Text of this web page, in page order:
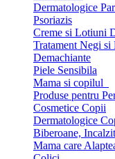
Dermatologice
Psoriazis
Creme si Lotiuni
Tratament Negi si
Demachiante
Piele Sensibila
Mama si copilul
Produse pentru
Cosmetice Copii
Dermatologice
Biberoane,
Mama care